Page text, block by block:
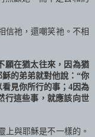
信祂，還嘲笑祂。不相
願在猶太往來，因為猶
穌的弟弟就對他說：“你
見你所行的事； 4因為
行這些事，就應該向世
上與耶穌是不一樣的。